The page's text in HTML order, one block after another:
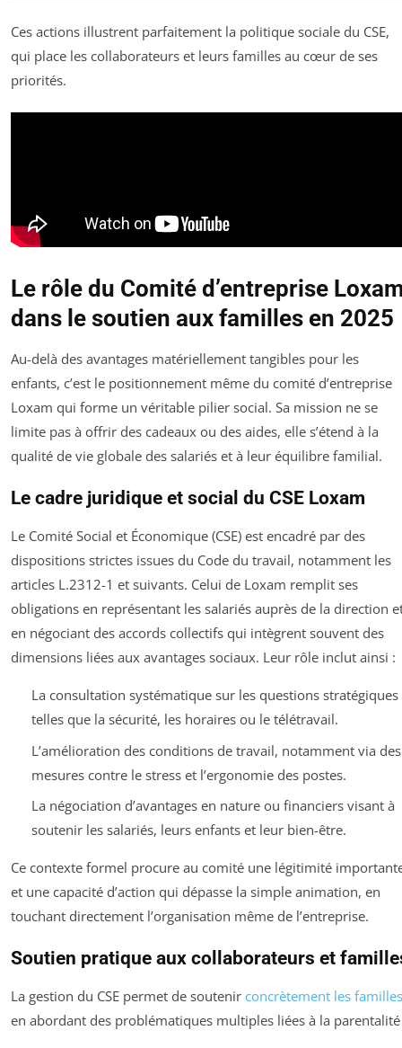
Ces actions illustrent parfaitement la politique sociale du CSE,
qui place les collaborateurs et leurs familles au cœur de ses
priorités.
Le rôle du Comité d’entreprise
dans le soutien aux familles en 2025
Au-delà des avantages matériellement tangibles pour les
enfants, c’est le positionnement même du comité d’entreprise
Loxam qui forme un véritable pilier social. Sa mission ne se
limite pas à offrir des cadeaux ou des aides, elle s’étend à la
qualité de vie globale des salariés et à leur équilibre familial.
Le cadre juridique et social du CSE Loxam
Le Comité Social et Économique (CSE) est encadré par des
dispositions strictes issues du Code du travail, notamment les
articles L.2312-1 et suivants. Celui de Loxam remplit ses
obligations en représentant les salariés auprès de la direction
en négociant des accords collectifs qui intègrent souvent des
dimensions liées aux avantages sociaux. Leur rôle inclut ainsi :
La consultation systématique sur les questions stratégiques
telles que la sécurité, les horaires ou le télétravail.
L’amélioration des conditions de travail, notamment via des
mesures contre le stress et l’ergonomie des postes.
La négociation d’avantages en nature ou financiers visant à
soutenir les salariés, leurs enfants et leur bien-être.
Ce contexte formel procure au comité une légitimité
et une capacité d’action qui dépasse la simple animation, en
touchant directement l’organisation même de l’entreprise.
Soutien pratique aux collaborateurs et
La gestion du CSE permet de soutenir concrètement les familles
en abordant des problématiques multiples liées à la